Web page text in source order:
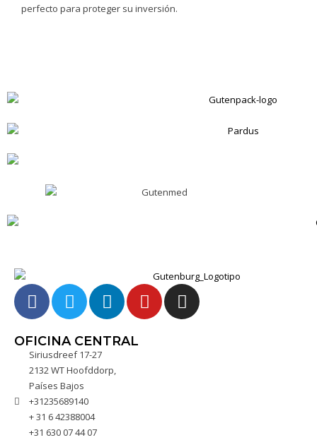
perfecto para proteger su inversión.
OFICINA CENTRAL
Siriusdreef 17-27
2132 WT Hoofddorp,
Países Bajos
+31235689140
+ 31 6 42388004
+31 630 07 44 07